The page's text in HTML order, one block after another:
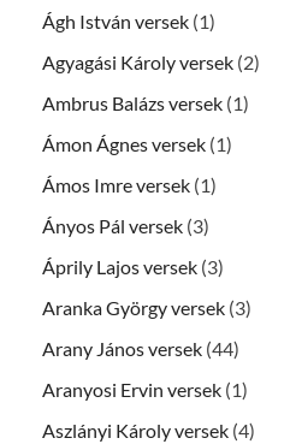
Ágh István versek (1)
Agyagási Károly versek (2)
Ambrus Balázs versek (1)
Ámon Ágnes versek (1)
Ámos Imre versek (1)
Ányos Pál versek (3)
Áprily Lajos versek (3)
Aranka György versek (3)
Arany János versek (44)
Aranyosi Ervin versek (1)
Aszlányi Károly versek (4)